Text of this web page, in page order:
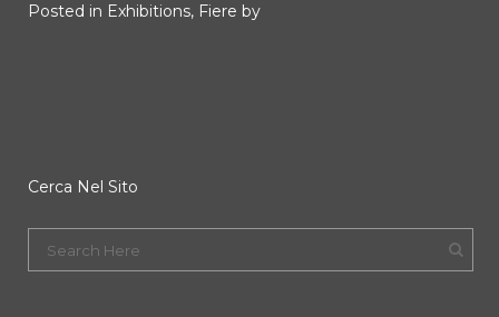
Posted in Exhibitions, Fiere by
Cerca Nel Sito